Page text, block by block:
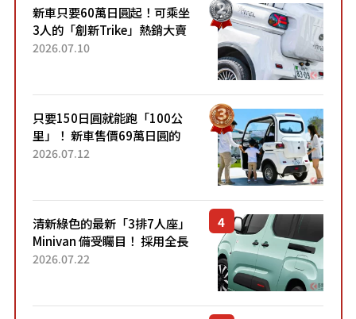
新車只要60萬日圓起！可乘坐
3人的「創新Trike」熱銷大賣
成為人氣車款！「養車成本真
2026.07.10
只要150日圓就能跑「100公
里」！ 新車售價69萬日圓的
「3人座」Trike大受歡迎！ 順
2026.07.12
清新綠色的最新「3排7人座」
Minivan 備受矚目！ 採用全長
4.7公尺剛剛好的車身尺寸與
2026.07.22